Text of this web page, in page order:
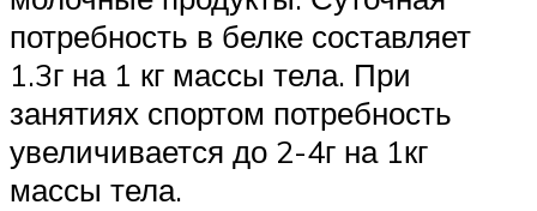
потребность в белке составляет
1.3г на 1 кг массы тела. При
занятиях спортом потребность
увеличивается до 2-4г на 1кг
массы тела.